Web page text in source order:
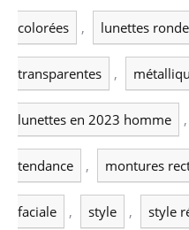
colorées , lunettes
transparentes ,
lunettes en 2023 homme ,
tendance , montures
faciale , style , style